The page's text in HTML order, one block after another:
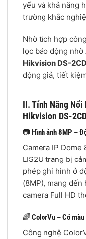
yếu và khả năng
trường khắc
Nhờ tích hợp
lọc báo động nhờ
Hikvision DS-
động giả, tiết
II. Tính Năng Nổi
Hikvision DS-
📷Hình ảnh 8MP –
Camera IP Dome
LIS2U trang bị
phép ghi hình ở
(8MP), mang đến
camera Full HD
🌈 ColorVu – Có
Công nghệ